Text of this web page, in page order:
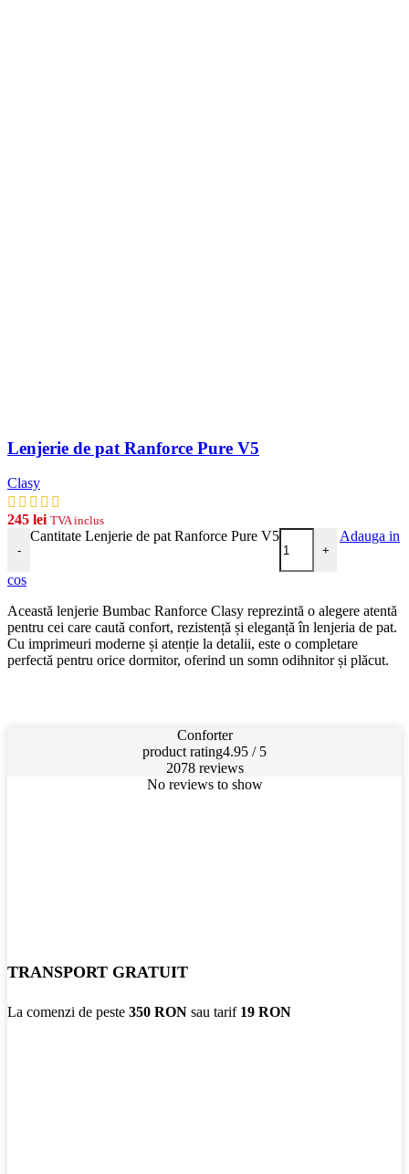
Lenjerie de pat Ranforce Pure V5
Clasy
245 lei TVA inclus
-
Cantitate Lenjerie de pat Ranforce Pure V5
+
Adauga in
cos
Această lenjerie Bumbac Ranforce Clasy reprezintă o alegere atentă
pentru cei care caută confort, rezistență și eleganță în lenjeria de pat.
Cu imprimeuri moderne și atenție la detalii, este o completare
perfectă pentru orice dormitor, oferind un somn odihnitor și plăcut.
Conforter
product rating4.95 / 5
2078 reviews
No reviews to show
TRANSPORT GRATUIT
La comenzi de peste 350 RON sau tarif 19 RON